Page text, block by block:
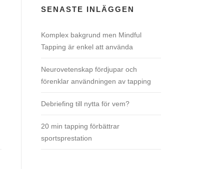
SENASTE INLÄGGEN
Komplex bakgrund men Mindful
Tapping är enkel att använda
Neurovetenskap fördjupar och
förenklar användningen av tapping
Debriefing till nytta för vem?
20 min tapping förbättrar
sportsprestation